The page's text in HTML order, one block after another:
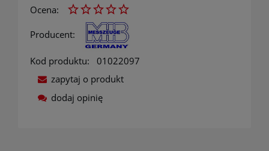
Ocena:
Producent:
Kod produktu:
01022097
zapytaj o produkt
dodaj opinię